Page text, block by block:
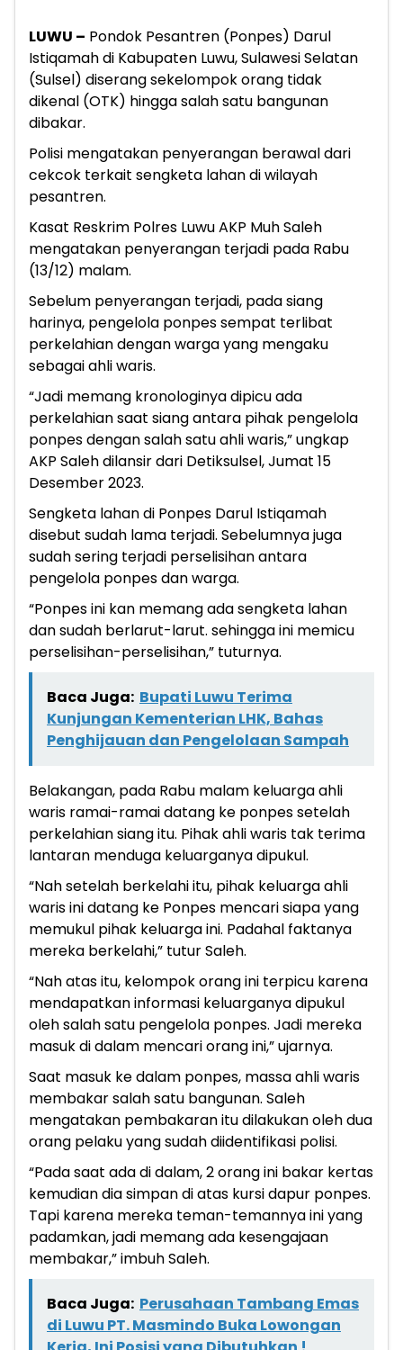
LUWU – Pondok Pesantren (Ponpes) Darul
Istiqamah di Kabupaten Luwu, Sulawesi Selatan
(Sulsel) diserang sekelompok orang tidak
dikenal (OTK) hingga salah satu bangunan
dibakar.
Polisi mengatakan penyerangan berawal dari
cekcok terkait sengketa lahan di wilayah
pesantren.
Kasat Reskrim Polres Luwu AKP Muh Saleh
mengatakan penyerangan terjadi pada Rabu
(13/12) malam.
Sebelum penyerangan terjadi, pada siang
harinya, pengelola ponpes sempat terlibat
perkelahian dengan warga yang mengaku
sebagai ahli waris.
“Jadi memang kronologinya dipicu ada
perkelahian saat siang antara pihak pengelola
ponpes dengan salah satu ahli waris,” ungkap
AKP Saleh dilansir dari Detiksulsel, Jumat 15
Desember 2023.
Sengketa lahan di Ponpes Darul Istiqamah
disebut sudah lama terjadi. Sebelumnya juga
sudah sering terjadi perselisihan antara
pengelola ponpes dan warga.
“Ponpes ini kan memang ada sengketa lahan
dan sudah berlarut-larut. sehingga ini memicu
perselisihan-perselisihan,” tuturnya.
Baca Juga: Bupati Luwu Terima
Kunjungan Kementerian LHK, Bahas
Penghijauan dan Pengelolaan Sampah
Belakangan, pada Rabu malam keluarga ahli
waris ramai-ramai datang ke ponpes setelah
perkelahian siang itu. Pihak ahli waris tak terima
lantaran menduga keluarganya dipukul.
“Nah setelah berkelahi itu, pihak keluarga ahli
waris ini datang ke Ponpes mencari siapa yang
memukul pihak keluarga ini. Padahal faktanya
mereka berkelahi,” tutur Saleh.
“Nah atas itu, kelompok orang ini terpicu karena
mendapatkan informasi keluarganya dipukul
oleh salah satu pengelola ponpes. Jadi mereka
masuk di dalam mencari orang ini,” ujarnya.
Saat masuk ke dalam ponpes, massa ahli waris
membakar salah satu bangunan. Saleh
mengatakan pembakaran itu dilakukan oleh dua
orang pelaku yang sudah diidentifikasi polisi.
“Pada saat ada di dalam, 2 orang ini bakar kertas
kemudian dia simpan di atas kursi dapur ponpes.
Tapi karena mereka teman-temannya ini yang
padamkan, jadi memang ada kesengajaan
membakar,” imbuh Saleh.
Baca Juga: Perusahaan Tambang Emas
di Luwu PT. Masmindo Buka Lowongan